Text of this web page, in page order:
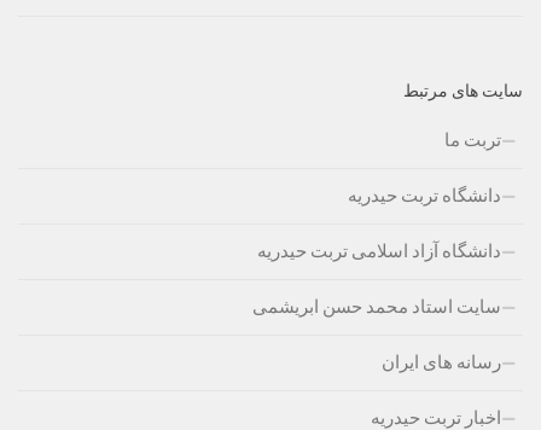
سایت های مرتبط
تربت ما
دانشگاه تربت حیدریه
دانشگاه آزاد اسلامی تربت حیدریه
سایت استاد محمد حسن ابریشمی
رسانه های ایران
اخبار تربت حیدریه